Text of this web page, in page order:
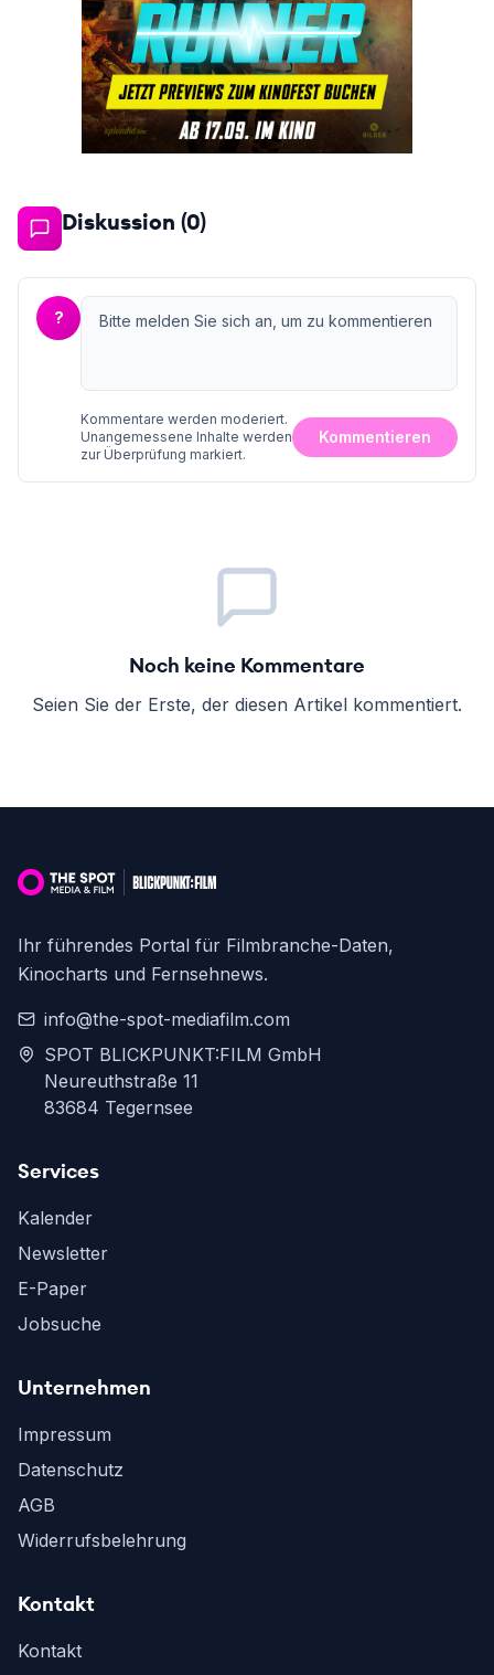
Diskussion (0)
?
Kommentare werden moderiert.
Unangemessene Inhalte werden
zur Überprüfung markiert.
Kommentieren
Noch keine Kommentare
Seien Sie der Erste, der diesen Artikel kommentiert.
Ihr führendes Portal für Filmbranche-Daten,
Kinocharts und Fernsehnews.
info@the-spot-mediafilm.com
SPOT BLICKPUNKT:FILM GmbH
Neureuthstraße 11
83684 Tegernsee
Services
Kalender
Newsletter
E-Paper
Jobsuche
Unternehmen
Impressum
Datenschutz
AGB
Widerrufsbelehrung
Kontakt
Kontakt